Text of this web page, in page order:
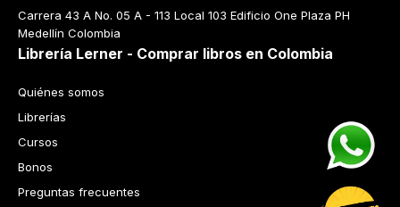
Carrera 43 A No. 05 A - 113 Local 103 Edificio One Plaza PH
Medellín Colombia
Librería Lerner - Comprar libros en Colombia
Quiénes somos
Librerías
Cursos
Bonos
Preguntas frecuentes